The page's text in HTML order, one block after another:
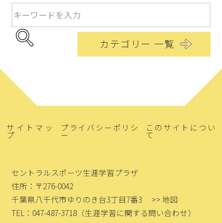
カテゴリー 一覧
サイトマッ
プ
プライバシーポリシ
ー
このサイトについ
て
セントラルスポーツ生涯学習プラザ
住所：〒276-0042
千葉県八千代市ゆりのき台3丁目7番3
>> 地図
TEL：047-487-3718 （生涯学習に関する問い合わせ）